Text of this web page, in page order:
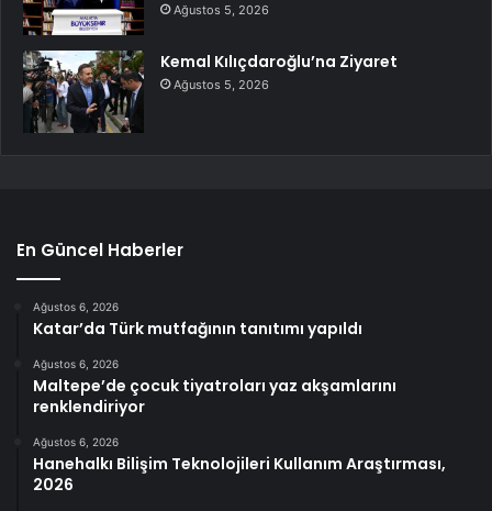
Ağustos 5, 2026
Kemal Kılıçdaroğlu’na Ziyaret
Ağustos 5, 2026
En Güncel Haberler
Ağustos 6, 2026
Katar’da Türk mutfağının tanıtımı yapıldı
Ağustos 6, 2026
Maltepe’de çocuk tiyatroları yaz akşamlarını
renklendiriyor
Ağustos 6, 2026
Hanehalkı Bilişim Teknolojileri Kullanım Araştırması,
2026